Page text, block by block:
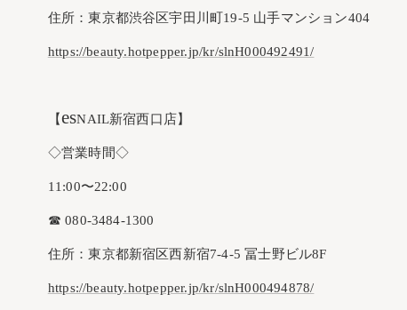
住所：東京都渋谷区宇田川町19-5 山手マンション404
https://beauty.hotpepper.jp/kr/slnH000492491/
【esNAIL新宿西口店】
◇営業時間◇
11:00〜22:00
☎︎ 080-3484-1300
住所：東京都新宿区西新宿7-4-5 冨士野ビル8F
https://beauty.hotpepper.jp/kr/slnH000494878/